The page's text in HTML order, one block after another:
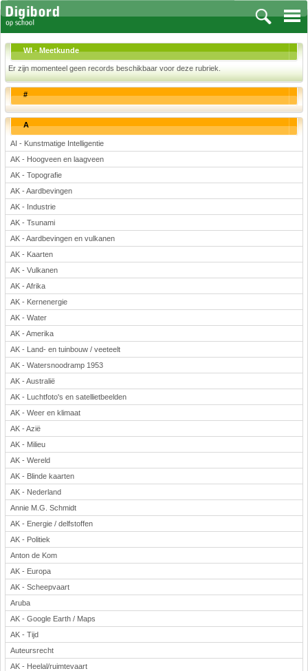
Vakken
Aardrijkskunde
Biologie
Engels
Frans, Duits, Chinees, Spaans
Geschiedenis
Handvaardigheid en Tekenen
Kunst en Cultuur
Levensbeschouwing
Lichamelijke opvoeding
Muziek
Natuurkunde
Nederlands
Rekenen
Scheikunde
Sport
Techniek
Verkeer
Wiskunde
Onderwerpen
Apps en tablets
Collecties digibord
Digiborden / touchscreens
Digibordtools
Downloads basisonderwijs
Herfst
Kerstmis
Kinder-/Jeugdboeken
Lente
Onderbouw PO
Pasen
Voetbal
WI - Meetkunde
Er zijn momenteel geen records beschikbaar voor deze rubriek.
#
A
AI - Kunstmatige Intelligentie
AK - Hoogveen en laagveen
AK - Topografie
AK - Aardbevingen
AK - Industrie
AK - Tsunami
AK - Aardbevingen en vulkanen
AK - Kaarten
AK - Vulkanen
AK - Afrika
AK - Kernenergie
AK - Water
AK - Amerika
AK - Land- en tuinbouw / veeteelt
AK - Watersnoodramp 1953
AK - Australië
AK - Luchtfoto's en satellietbeelden
AK - Weer en klimaat
AK - Azië
AK - Milieu
AK - Wereld
AK - Blinde kaarten
AK - Nederland
Annie M.G. Schmidt
AK - Energie / delfstoffen
AK - Politiek
Anton de Kom
AK - Europa
AK - Scheepvaart
Aruba
AK - Google Earth / Maps
AK - Tijd
Auteursrecht
AK - Heelal/ruimtevaart